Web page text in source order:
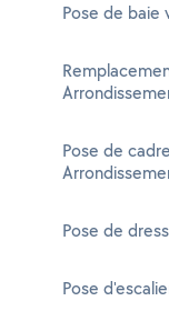
Pose de baie
Pose de
Pose de
Pose